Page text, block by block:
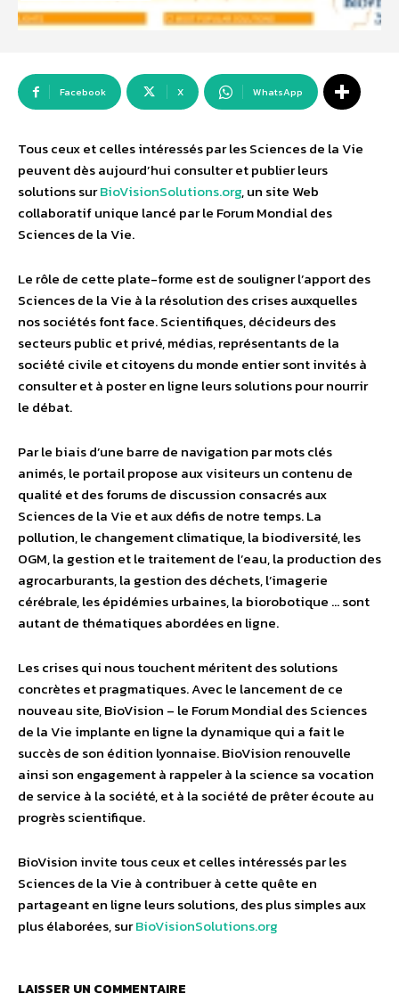
Facebook X WhatsApp
Tous ceux et celles intéressés par les Sciences de la Vie
peuvent dès aujourd’hui consulter et publier leurs
solutions surBioVisionSolutions.org, un site Web
collaboratif unique lancé par le Forum Mondial des
Sciences de la Vie.
Le rôle de cette plate-forme est de souligner l’apport des
Sciences de la Vie à la résolution des crises auxquelles
nos sociétés font face. Scientifiques, décideurs des
secteurs public et privé, médias, représentants de la
société civile et citoyens du monde entier sont invités à
consulter et à poster en ligne leurs solutions pour nourrir
le débat.
Par le biais d’une barre de navigation par mots clés
animés, le portail propose aux visiteurs un contenu de
qualité et des forums de discussion consacrés aux
Sciences de la Vie et aux défis de notre temps. La
pollution, le changement climatique, la biodiversité, les
OGM, la gestion et le traitement de l’eau, la production des
agrocarburants, la gestion des déchets, l’imagerie
cérébrale, les épidémies urbaines, la biorobotique … sont
autant de thématiques abordées en ligne.
Les crises qui nous touchent méritent des solutions
concrètes et pragmatiques. Avec le lancement de ce
nouveau site, BioVision – le Forum Mondial des Sciences
de la Vie implante en ligne la dynamique qui a fait le
succès de son édition lyonnaise. BioVision renouvelle
ainsi son engagement à rappeler à la science sa vocation
de service à la société, et à la société de prêter écoute au
progrès scientifique.
BioVision invite tous ceux et celles intéressés par les
Sciences de la Vie à contribuer à cette quête en
partageant en ligne leurs solutions, des plus simples aux
plus élaborées, surBioVisionSolutions.org
LAISSER UN COMMENTAIRE